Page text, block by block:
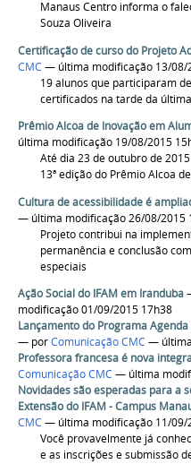
Manaus Centro informa o
Souza Oliveira
Certificação de curso do Projeto
CMC — última modificação 13/08/
19 alunos que participaram
certificados na tarde da
Prêmio Alcoa de Inovação em
última modificação 19/08/2015
Até dia 23 de outubro de
13ª edição do Prêmio Alcoa
Cultura de acessibilidade é
— última modificação 26/08/2015
Projeto contribui na
permanência e conclusão
especiais
Ação Social do IFAM em Iranduba
modificação 01/09/2015 17h38
Lançamento do Programa
— porComunicação CMC —
Professora francesa é nova
Comunicação CMC — última
Novidades são esperadas para a
Extensão do IFAM - Campus
CMC — última modificação 11/09/
Você provavelmente já
e as inscrições e submissão